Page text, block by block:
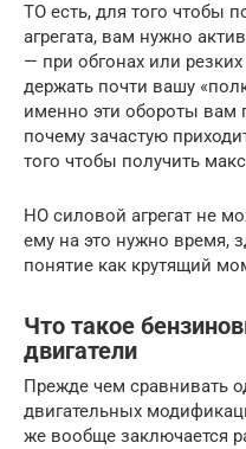
ТО есть, для того чтобы
агрегата, вам нужно
— при обгонах или
держать почти вашу
именно эти обороты вам
почему зачастую
того чтобы получить
НО силовой агрегат не
ему на это нужно время,
понятие как крутящий
Что такое
двигатели
Прежде чем сравнивать
двигательных
же вообще заключается